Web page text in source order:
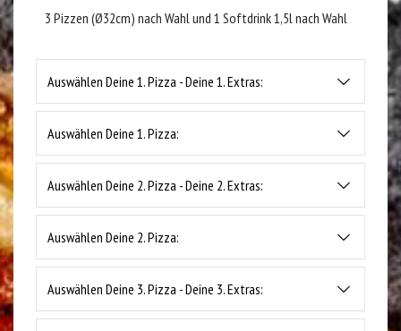
3 Pizzen (Ø32cm) nach Wahl und 1 Softdrink 1,5l nach Wahl
Auswählen Deine 1. Pizza - Deine 1. Extras:
Auswählen Deine 1. Pizza:
Auswählen Deine 2. Pizza - Deine 2. Extras:
Auswählen Deine 2. Pizza:
Auswählen Deine 3. Pizza - Deine 3. Extras: